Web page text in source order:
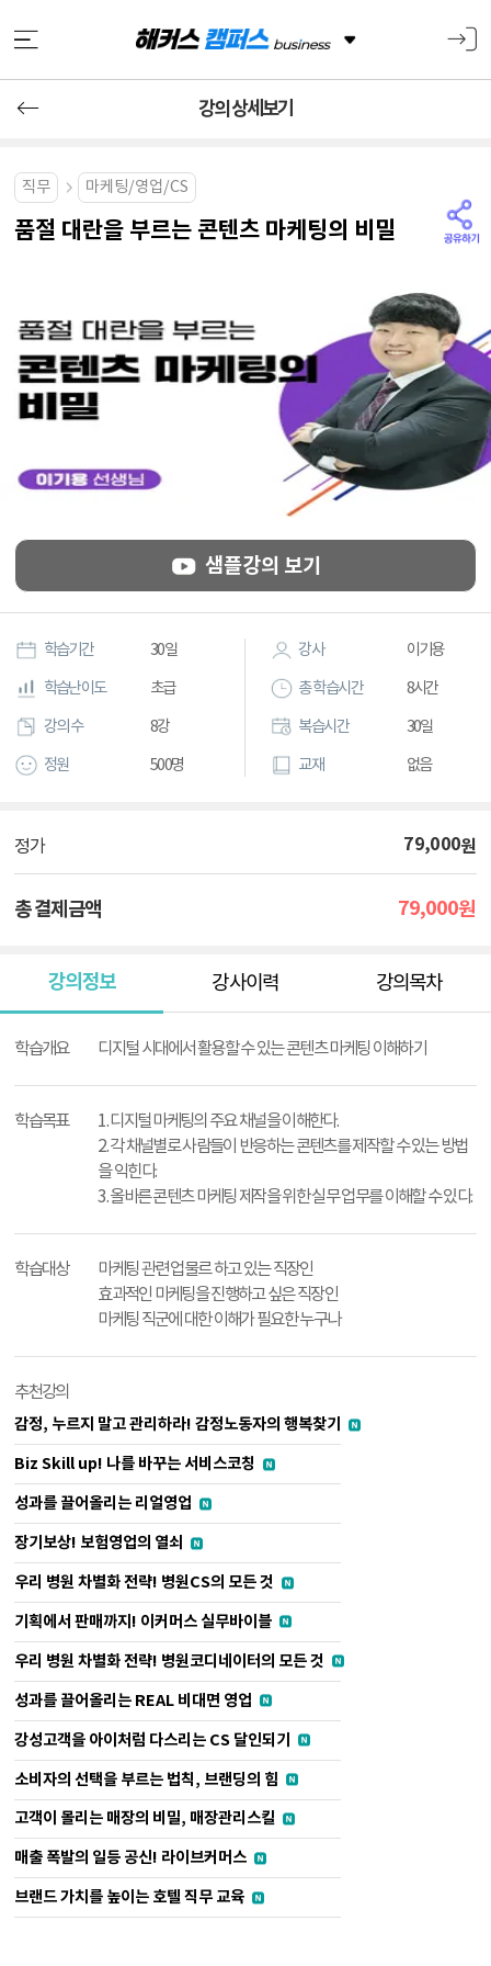
강의 상세보기
직무 마케팅/영업/CS
품절 대란을 부르는 콘텐츠 마케팅의 비밀
샘플강의 보기
학습기간 30일
학습난이도 초급
강의 수 8강
정원 500명
강사 이기용
총 학습시간 8시간
복습시간 30일
교재 없음
정가 79,000원
총 결제금액 79,000원
강의정보 강사이력 강의목차
보
학습개요 디지털 시대에서 활용할 수 있는 콘텐츠 마케팅 이해하기
학습목표
1. 디지털 마케팅의 주요 채널을 이해한다.
2. 각 채널별로 사람들이 반응하는 콘텐츠를 제작할 수 있는 방법
을 익힌다.
3. 올바른 콘텐츠 마케팅 제작을 위한 실무 업무를 이해할 수 있다.
학습대상
마케팅 관련 업물르 하고 있는 직장인
효과적인 마케팅을 진행하고 싶은 직장인
마케팅 직군에 대한 이해가 필요한 누구나
추천강의
감정, 누르지 말고 관리하라! 감정노동자의 행복찾기
Biz Skill up! 나를 바꾸는 서비스코칭
성과를 끌어올리는 리얼영업
장기보상! 보험영업의 열쇠
우리 병원 차별화 전략! 병원CS의 모든 것
기획에서 판매까지! 이커머스 실무바이블
우리 병원 차별화 전략! 병원코디네이터의 모든 것
성과를 끌어올리는 REAL 비대면 영업
강성고객을 아이처럼 다스리는 CS 달인되기
소비자의 선택을 부르는 법칙, 브랜딩의 힘
고객이 몰리는 매장의 비밀, 매장관리스킬
매출 폭발의 일등 공신! 라이브커머스
브랜드 가치를 높이는 호텔 직무 교육